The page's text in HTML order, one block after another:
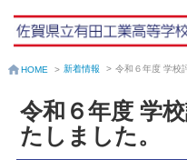
HOME > 新着情報 > 令和６年度 学校
令和６年度 学
たしました。